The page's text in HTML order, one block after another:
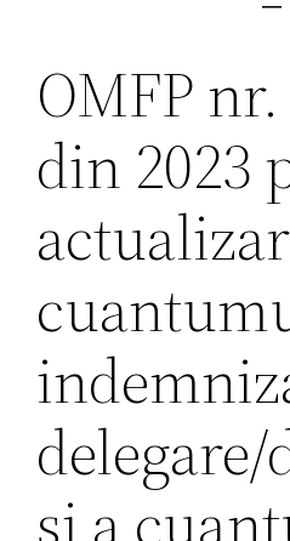
OMFP
din 2023
delegare/